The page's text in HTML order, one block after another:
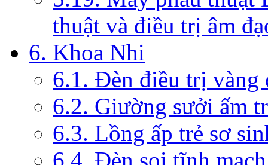
thuật và điều trị âm
6. Khoa Nhi
6.1. Đèn điều trị vàng
6.2. Giường sưởi ấm
6.3. Lồng ấp trẻ sơ
6.4. Đèn soi tĩnh